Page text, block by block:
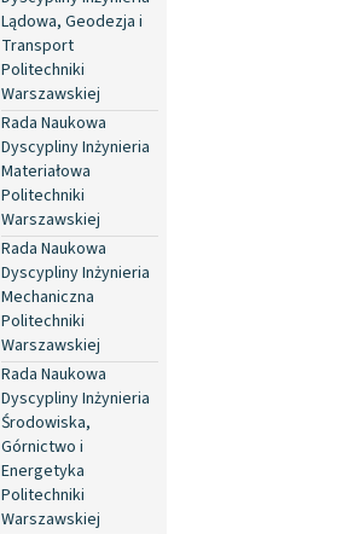
Lądowa, Geodezja i
Transport
Politechniki
Warszawskiej
Rada Naukowa
Dyscypliny Inżynieria
Materiałowa
Politechniki
Warszawskiej
Rada Naukowa
Dyscypliny Inżynieria
Mechaniczna
Politechniki
Warszawskiej
Rada Naukowa
Dyscypliny Inżynieria
Środowiska,
Górnictwo i
Energetyka
Politechniki
Warszawskiej